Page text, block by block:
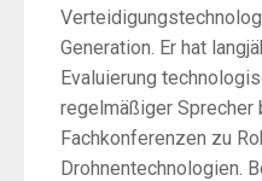
Generation. Er hat
Evaluierung
regelmäßiger Sprecher
Fachkonferenzen zu
Drohnentechnologien.